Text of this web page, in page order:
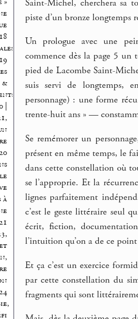
18
19
&
|
20
21
Saint-Michel, cherchera sa
piste d’un bronze longtemps
Un prologue avec une
commence dès la page 5
pied de Lacombe Saint-
suis servi de longtemps,
personnage) : une forme
trente-huit ans » —
Se remémorer un
présent en même temps, le
dans cette constellation où
se l’approprie. Et la
lignes parfaitement
c’est le geste littéraire seul
écrit, fiction,
l’intuition qu’on a de ce
Et ça c’est un exercice
par cette constellation du
fragments qui sont